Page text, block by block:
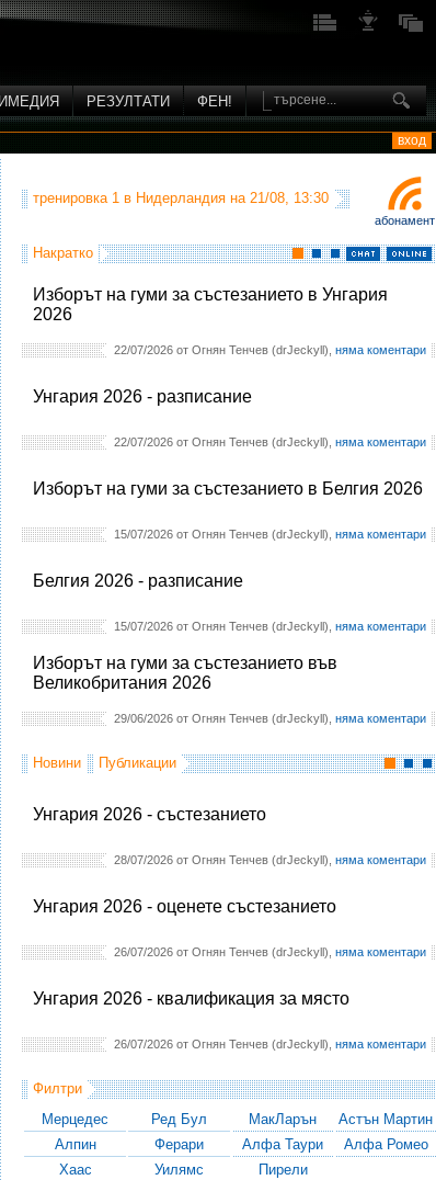
РЕЗУЛТАТИ ФЕН!
вход
абонамент
тренировка 1 в Нидерландия на 21/08, 13:30
Накратко
Изборът на гуми за състезанието в Унгария
2026
22/07/2026 от Огнян Тенчев (drJeckyll), няма коментари
Унгария 2026 - разписание
22/07/2026 от Огнян Тенчев (drJeckyll), няма коментари
Изборът на гуми за състезанието в Белгия 2026
15/07/2026 от Огнян Тенчев (drJeckyll), няма коментари
Белгия 2026 - разписание
15/07/2026 от Огнян Тенчев (drJeckyll), няма коментари
Изборът на гуми за състезанието във
Великобритания 2026
29/06/2026 от Огнян Тенчев (drJeckyll), няма коментари
Новини Публикации
Унгария 2026 - състезанието
28/07/2026 от Огнян Тенчев (drJeckyll), няма коментари
Унгария 2026 - оценете състезанието
26/07/2026 от Огнян Тенчев (drJeckyll), няма коментари
Унгария 2026 - квалификация за място
26/07/2026 от Огнян Тенчев (drJeckyll), няма коментари
Филтри
Мерцедес
Ред Бул МакЛарън
Астън Мартин
Алпин
Ферари Алфа Таури
Алфа Ромео
Хаас
Уилямс Пирели